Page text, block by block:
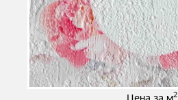
2